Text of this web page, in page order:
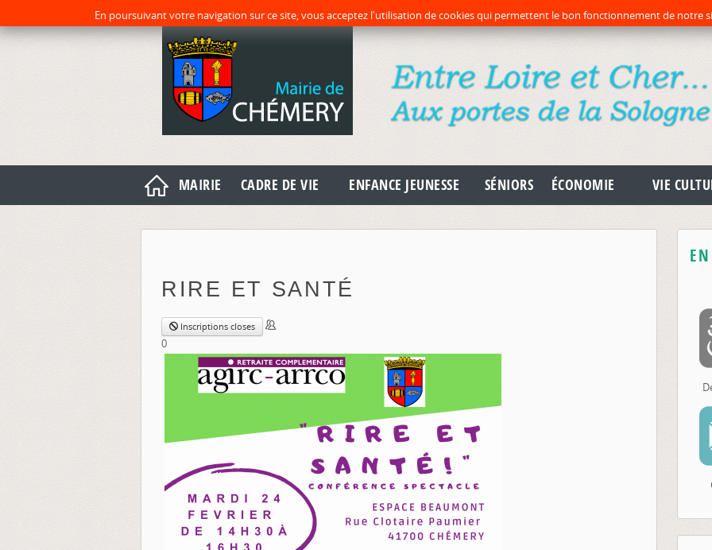
MAIRIE CADRE DE VIE ENFANCE JEUNESSE SÉNIORS ÉCONOMIE VIE
RIRE ET SANTÉ
Inscriptions closes
0
En poursuivant votre navigation sur ce site, vous acceptez l'utilisation de cookies qui permettent le bon fonctionnement de notre